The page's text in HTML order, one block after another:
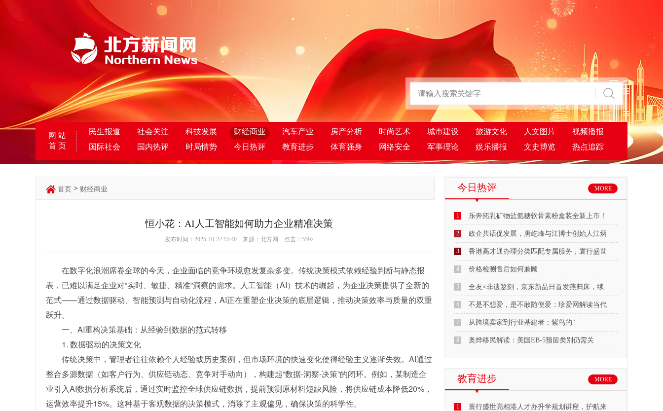
网 站
首 页
民生报道 社会关注 科技发展 财经商业 汽车产业 房产分析 时尚艺术 城市建设 旅游文化 人文图片
视频播报
国际社会
国内热评 时局情势 今日热评 教育进步 体育强身 网络安全 军事理论 娱乐播报 文史博览 热点追踪
首页 > 财经商业
恒小花：AI人工智能如何助力企业精准决策
发布时间：2025-10-22 15:40 来源：北方网 点击： 5592
在数字化浪潮席卷全球的今天，企业面临的竞争环境愈发复杂多变。传统决策模式依赖经验判断与静态报
表，已难以满足企业对“实时、敏捷、精准”洞察的需求。人工智能（AI）技术的崛起，为企业决策提供了全新的
范式——通过数据驱动、智能预测与自动化流程，AI正在重塑企业决策的底层逻辑，推动决策效率与质量的双重
跃升。
一、AI重构决策基础：从经验到数据的范式转移
1. 数据驱动的决策文化
传统决策中，管理者往往依赖个人经验或历史案例，但市场环境的快速变化使得经验主义逐渐失效。AI通过
整合多源数据（如客户行为、供应链动态、竞争对手动向），构建起“数据-洞察-决策”的闭环。例如，某制造企
业引入AI数据分析系统后，通过实时监控全球供应链数据，提前预测原材料短缺风险，将供应链成本降低20%，
运营效率提升15%。这种基于客观数据的决策模式，消除了主观偏见，确保决策的科学性。
今日热评 MORE
1 乐奔拓乳矿物盐氨糖软骨素粉盒装全新上市！
2 政企共话促发展，唐屹峰与江博士创始人江炳
3 香港高才通办理分类匹配专属服务，寰行盛世
4 价格检测售后如何兼顾
5 全友×非遗錾刻，京东新品日首发燕归床，续
6 不是不想爱，是不敢随便爱：珍爱网解读当代
7 从跨境卖家到行业基建者：紫鸟的"
8 奥烨移民解读：美国EB-5预留类别仍需关
教育进步 MORE
1 寰行盛世亮相港人才办升学规划讲座，护航来